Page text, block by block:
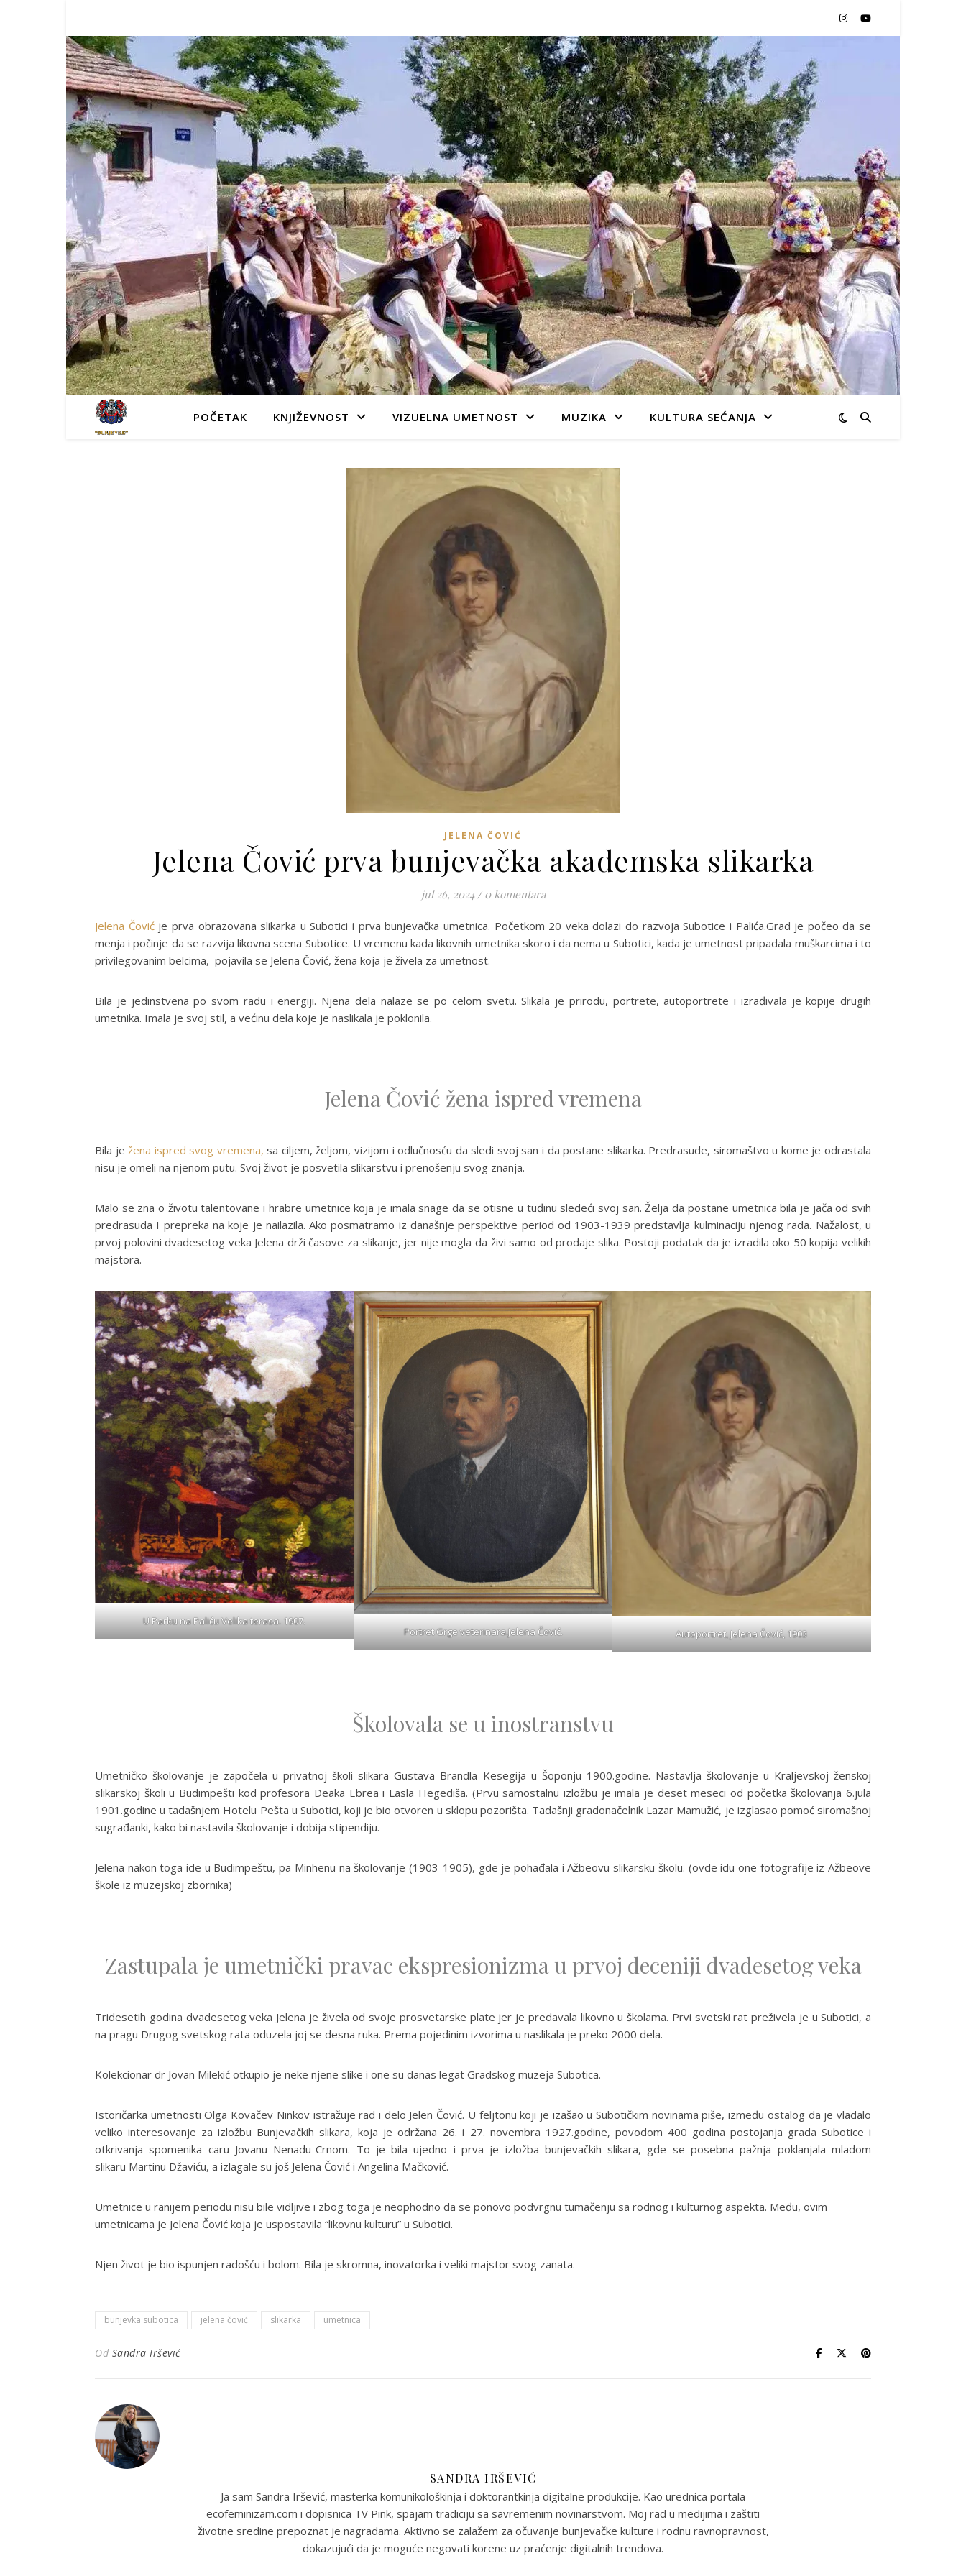
POČETAK KNJIŽEVNOST VIZUELNA UMETNOST MUZIKA KULTURA SEĆANJA
JELENA ČOVIĆ
Jelena Čović prva bunjevačka akademska slikarka
jul 26, 2024 / 0 komentara
Jelena Čovićje prva obrazovana slikarka u Subotici i prva bunjevačka umetnica. Početkom 20 veka dolazi do razvoja Subotice i Palića.Grad je počeo da se
menja i počinje da se razvija likovna scena Subotice. U vremenu kada likovnih umetnika skoro i da nema u Subotici, kada je umetnost pripadala muškarcima i to
privilegovanim belcima, pojavila se Jelena Čović, žena koja je živela za umetnost.
Bila je jedinstvena po svom radu i energiji. Njena dela nalaze se po celom svetu. Slikala je prirodu, portrete, autoportrete i izrađivala je kopije drugih
umetnika. Imala je svoj stil, a većinu dela koje je naslikala je poklonila.
Jelena Čović žena ispred vremena
Bila je žena ispred svog vremena, sa ciljem, željom, vizijom i odlučnosću da sledi svoj san i da postane slikarka. Predrasude, siromaštvo u kome je odrastala
nisu je omeli na njenom putu. Svoj život je posvetila slikarstvu i prenošenju svog znanja.
Malo se zna o životu talentovane i hrabre umetnice koja je imala snage da se otisne u tuđinu sledeći svoj san. Želja da postane umetnica bila je jača od svih
predrasuda I prepreka na koje je nailazila. Ako posmatramo iz današnje perspektive period od 1903-1939 predstavlja kulminaciju njenog rada. Nažalost, u
prvoj polovini dvadesetog veka Jelena drži časove za slikanje, jer nije mogla da živi samo od prodaje slika. Postoji podatak da je izradila oko 50 kopija velikih
majstora.
U Parku na Paliću Velika terasa. 1907.
Portret Grge veterinara.Jelena Čović.
Autoportret, Jelena Čović, 1903
Školovala se u inostranstvu
Umetničko školovanje je započela u privatnoj školi slikara Gustava Brandla Kesegija u Šoponju 1900.godine. Nastavlja školovanje u Kraljevskoj ženskoj
slikarskoj školi u Budimpešti kod profesora Deaka Ebrea i Lasla Hegediša. (Prvu samostalnu izložbu je imala je deset meseci od početka školovanja 6.jula
1901.godine u tadašnjem Hotelu Pešta u Subotici, koji je bio otvoren u sklopu pozorišta. Tadašnji gradonačelnik Lazar Mamužić, je izglasao pomoć siromašnoj
sugrađanki, kako bi nastavila školovanje i dobija stipendiju.
Jelena nakon toga ide u Budimpeštu, pa Minhenu na školovanje (1903-1905), gde je pohađala i Ažbeovu slikarsku školu. (ovde idu one fotografije iz Ažbeove
škole iz muzejskoj zbornika)
Zastupala je umetnički pravac ekspresionizma u prvoj deceniji dvadesetog veka
Tridesetih godina dvadesetog veka Jelena je živela od svoje prosvetarske plate jer je predavala likovno u školama. Prvi svetski rat preživela je u Subotici, a
na pragu Drugog svetskog rata oduzela joj se desna ruka. Prema pojedinim izvorima u naslikala je preko 2000 dela.
Kolekcionar dr Jovan Milekić otkupio je neke njene slike i one su danas legat Gradskog muzeja Subotica.
Istoričarka umetnosti Olga Kovačev Ninkov istražuje rad i delo Jelen Čović. U feljtonu koji je izašao u Subotičkim novinama piše, između ostalog da je vladalo
veliko interesovanje za izložbu Bunjevačkih slikara, koja je održana 26. i 27. novembra 1927.godine, povodom 400 godina postojanja grada Subotice i
otkrivanja spomenika caru Jovanu Nenadu-Crnom. To je bila ujedno i prva je izložba bunjevačkih slikara, gde se posebna pažnja poklanjala mladom
slikaru Martinu Džaviću, a izlagale su još Jelena Čović i Angelina Mačković.
Umetnice u ranijem periodu nisu bile vidljive i zbog toga je neophodno da se ponovo podvrgnu tumačenju sa rodnog i kulturnog aspekta. Među, ovim
umetnicama je Jelena Čović koja je uspostavila “likovnu kulturu” u Subotici.
Njen život je bio ispunjen radošću i bolom. Bila je skromna, inovatorka i veliki majstor svog zanata.
bunjevka subotica jelena čović slikarka umetnica
Od Sandra Iršević
SANDRA IRŠEVIĆ
Ja sam Sandra Iršević, masterka komunikološkinja i doktorantkinja digitalne produkcije. Kao urednica portala
ecofeminizam.com i dopisnica TV Pink, spajam tradiciju sa savremenim novinarstvom. Moj rad u medijima i zaštiti
životne sredine prepoznat je nagradama. Aktivno se zalažem za očuvanje bunjevačke kulture i rodnu ravnopravnost,
dokazujući da je moguće negovati korene uz praćenje digitalnih trendova.